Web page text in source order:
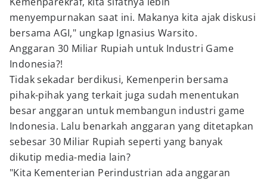
menyempurnakan saat ini. Makanya kita ajak diskusi
bersama AGI," ungkap Ignasius Warsito.
Anggaran 30 Miliar Rupiah untuk Industri Game
Indonesia?!
Tidak sekadar berdikusi, Kemenperin bersama
pihak-pihak yang terkait juga sudah menentukan
besar anggaran untuk membangun industri game
Indonesia. Lalu benarkah anggaran yang ditetapkan
sebesar 30 Miliar Rupiah seperti yang banyak
dikutip media-media lain?
"Kita Kementerian Perindustrian ada anggaran